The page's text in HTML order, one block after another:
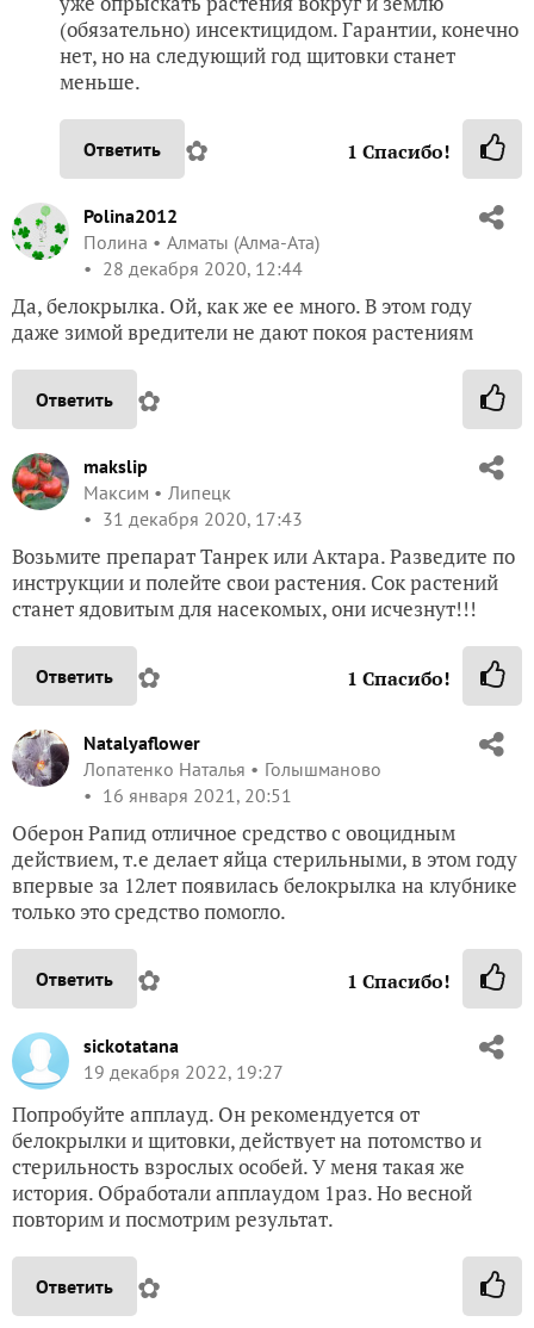
(обязательно) инсектицидом. Гарантии, конечно
нет, но на следующий год щитовки станет
меньше.
Ответить ✿ 1 Спасибо!
Polina2012
Полина
Алматы (Алма-Ата)
28 декабря 2020, 12:44
Да, белокрылка. Ой, как же ее много. В этом году
даже зимой вредители не дают покоя растениям
Ответить ✿
makslip
Максим
Липецк
31 декабря 2020, 17:43
Возьмите препарат Танрек или Актара. Разведите по
инструкции и полейте свои растения. Сок растений
станет ядовитым для насекомых, они исчезнут!!!
Ответить ✿ 1 Спасибо!
Natalyaflower
Лопатенко Наталья
Голышманово
16 января 2021, 20:51
Оберон Рапид отличное средство с овоцидным
действием, т.е делает яйца стерильными, в этом году
впервые за 12лет появилась белокрылка на клубнике
только это средство помогло.
Ответить ✿ 1 Спасибо!
sickotatana
19 декабря 2022, 19:27
Попробуйте апплауд. Он рекомендуется от
белокрылки и щитовки, действует на потомство и
стерильность взрослых особей. У меня такая же
история. Обработали апплаудом 1раз. Но весной
повторим и посмотрим результат.
Ответить ✿